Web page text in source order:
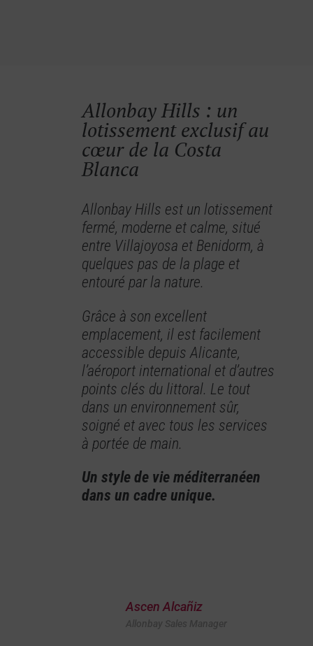
Allonbay Hills : un
lotissement exclusif au
cœur de la Costa
Blanca
Allonbay Hills est un lotissement
fermé, moderne et calme, situé
entre Villajoyosa et Benidorm, à
quelques pas de la plage et
entouré par la nature.
Grâce à son excellent
emplacement, il est facilement
accessible depuis Alicante,
l’aéroport international et d’autres
points clés du littoral. Le tout
dans un environnement sûr,
soigné et avec tous les services
à portée de main.
Un style de vie méditerranéen
dans un cadre unique.
Ascen Alcañiz